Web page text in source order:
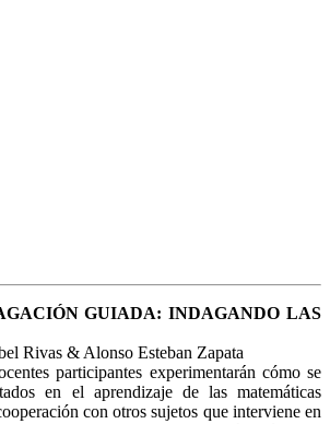
GUIADA: INDAGANDO LAS
Rivas & Alonso Esteban Zapata
participantes experimentarán cómo se
en el aprendizaje de las matemáticas
con otros sujetos que interviene en